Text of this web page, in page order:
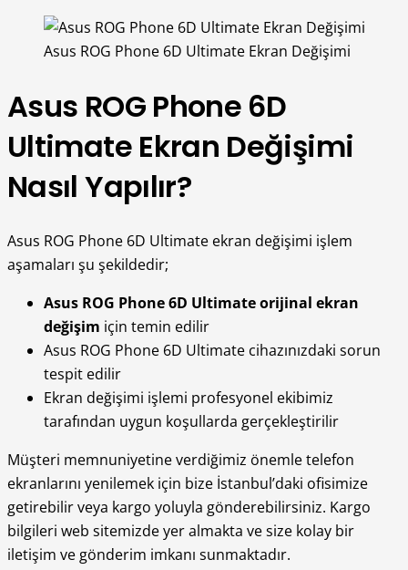
Asus ROG Phone 6D Ultimate Ekran Değişimi
Asus ROG Phone 6D
Ultimate Ekran Değişimi
Nasıl Yapılır?
Asus ROG Phone 6D Ultimate ekran değişimi işlem
aşamaları şu şekildedir;
Asus ROG Phone 6D Ultimate orijinal ekran
değişim için temin edilir
Asus ROG Phone 6D Ultimate cihazınızdaki sorun
tespit edilir
Ekran değişimi işlemi profesyonel ekibimiz
tarafından uygun koşullarda gerçekleştirilir
Müşteri memnuniyetine verdiğimiz önemle telefon
ekranlarını yenilemek için bize İstanbul’daki ofisimize
getirebilir veya kargo yoluyla gönderebilirsiniz. Kargo
bilgileri web sitemizde yer almakta ve size kolay bir
iletişim ve gönderim imkanı sunmaktadır.